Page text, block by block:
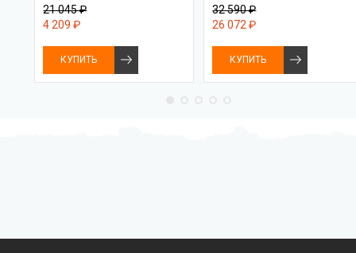
21 045 ₽
4 209 ₽
КУПИТЬ
32 590 ₽
26 072 ₽
КУПИТЬ